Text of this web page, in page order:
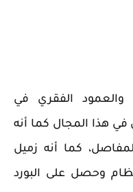
الفقري في
المجال كما أنه
كما أنه زميل
وحصل على البورد